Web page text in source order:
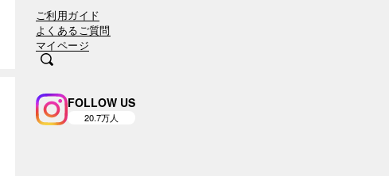
ご利用ガイド
よくあるご質問
マイページ
FOLLOW US